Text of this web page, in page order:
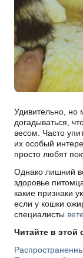
Удивительно, но
догадываться,
весом. Часто
их особый
просто любят
Однако лишний
здоровье
какие признаки
если у кошки
специалисты
Читайте в этой